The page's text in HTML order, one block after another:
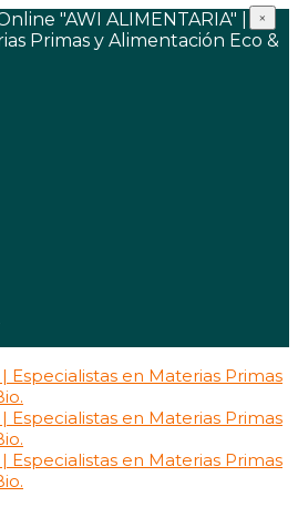
"AWI ALIMENTARIA" |
Primas y Alimentación Eco &
×